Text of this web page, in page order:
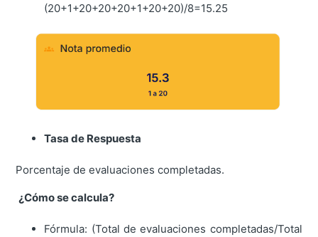
(20+1+20+20+20+1+20+20)/8=15.25
Tasa de Respuesta
Porcentaje de evaluaciones completadas.
¿Cómo se calcula?
Fórmula: (Total de evaluaciones completadas/Total